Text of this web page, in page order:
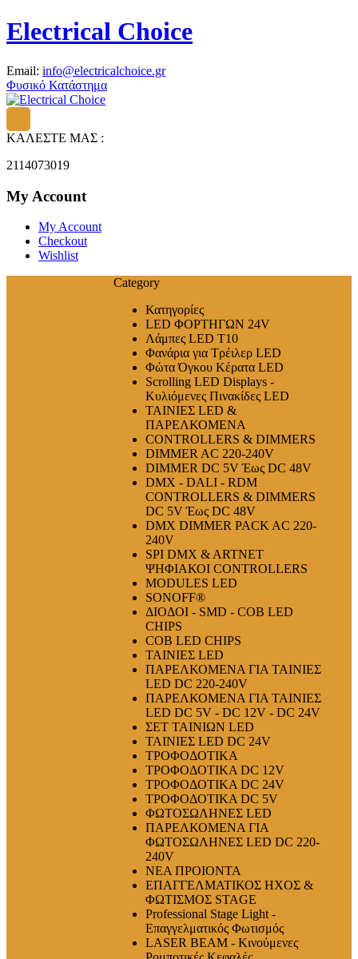
Electrical Choice
Email: info@electricalchoice.gr
Φυσικό Κατάστημα
ΚΑΛΕΣΤΕ ΜΑΣ :
2114073019
My Account
My Account
Checkout
Wishlist
Category
Κατηγορίες
LED ΦΟΡΤΗΓΩΝ 24V
Λάμπες LED T10
Φανάρια για Τρέιλερ LED
Φώτα Όγκου Κέρατα LED
Scrolling LED Displays -
Κυλιόμενες Πινακίδες LED
ΤΑΙΝΙΕΣ LED &
ΠΑΡΕΛΚΟΜΕΝΑ
CONTROLLERS & DIMMERS
DIMMER AC 220-240V
DIMMER DC 5V Έως DC 48V
DMX - DALI - RDM
CONTROLLERS & DIMMERS
DC 5V Έως DC 48V
DMX DIMMER PACK AC 220-
240V
SPI DMX & ARTNET
ΨΗΦΙΑΚΟΙ CONTROLLERS
MODULES LED
SONOFF®
ΔΙΟΔΟΙ - SMD - COB LED
CHIPS
COB LED CHIPS
ΤΑΙΝΙΕΣ LED
ΠΑΡΕΛΚΟΜΕΝΑ ΓΙΑ ΤΑΙΝΙΕΣ
LED DC 220-240V
ΠΑΡΕΛΚΟΜΕΝΑ ΓΙΑ ΤΑΙΝΙΕΣ
LED DC 5V - DC 12V - DC 24V
ΣΕΤ ΤΑΙΝΙΩΝ LED
ΤΑΙΝΙΕΣ LED DC 24V
ΤΡΟΦΟΔΟΤΙΚΑ
ΤΡΟΦΟΔΟΤΙΚΑ DC 12V
ΤΡΟΦΟΔΟΤΙΚΑ DC 24V
ΤΡΟΦΟΔΟΤΙΚΑ DC 5V
ΦΩΤΟΣΩΛΗΝΕΣ LED
ΠΑΡΕΛΚΟΜΕΝΑ ΓΙΑ
ΦΩΤΟΣΩΛΗΝΕΣ LED DC 220-
240V
ΝΕΑ ΠΡΟΙΟΝΤΑ
ΕΠΑΓΓΕΛΜΑΤΙΚΟΣ ΗΧΟΣ &
ΦΩΤΙΣΜΟΣ STAGE
Professional Stage Light -
Επαγγελματικός Φωτισμός
LASER BEAM - Κινούμενες